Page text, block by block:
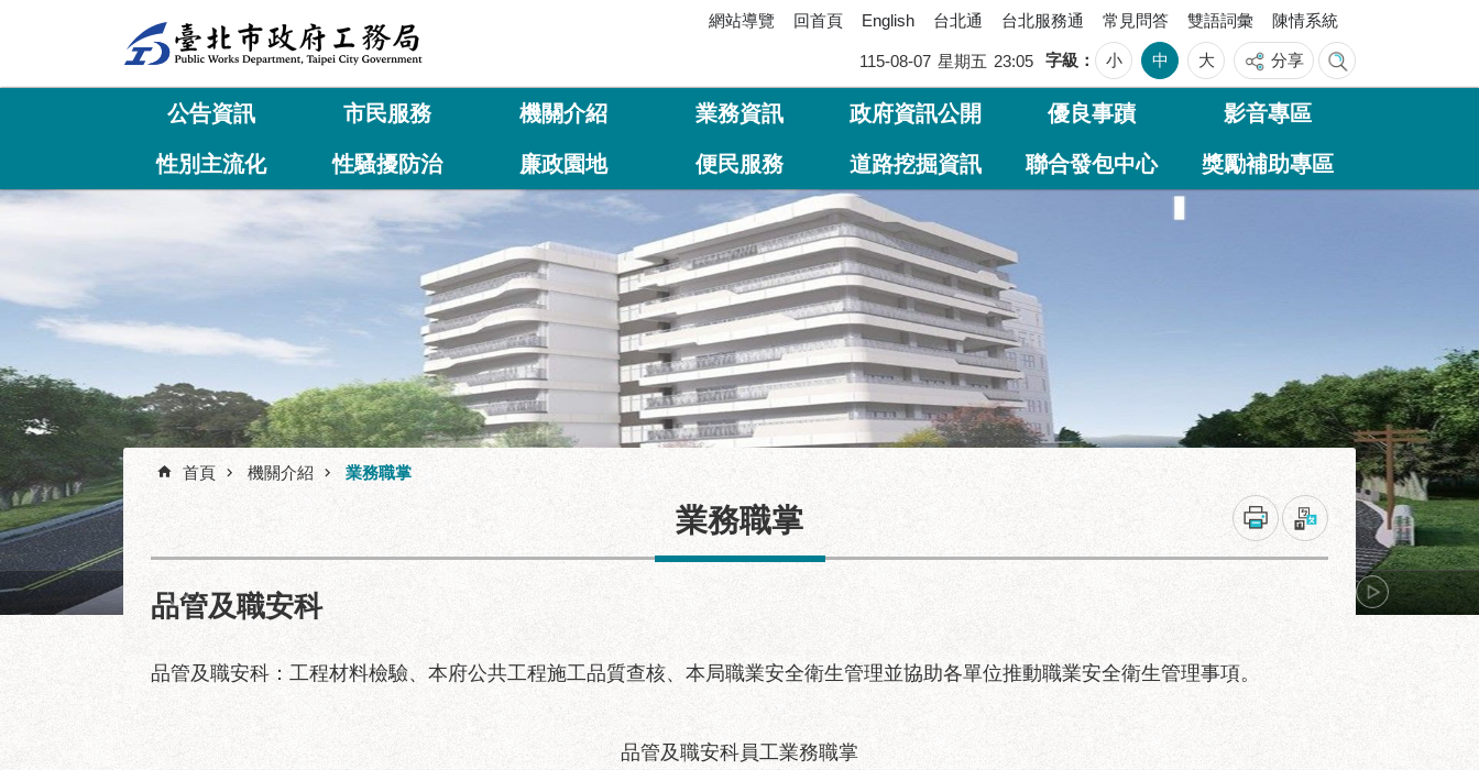
網站導覽 回首頁 English 台北通 台北服務通 常見問答 雙語詞彙 陳情系統
115-08-07 星期五 23:05 字級 小 中 大 分享
公告資訊 市民服務 機關介紹 業務資訊 政府資訊公開 優良事蹟 影音專區
性別主流化 性騷擾防治 廉政園地 便民服務 道路挖掘資訊 聯合發包中心 獎勵補助專區
成功市場地面層建築透視圖
首頁 機關介紹 業務職掌
業務職掌
品管及職安科
品管及職安科：工程材料檢驗、本府公共工程施工品質查核、本局職業安全衛生管理並協助各單位推動職業安全衛生管理事項。
品管及職安科員工業務職掌